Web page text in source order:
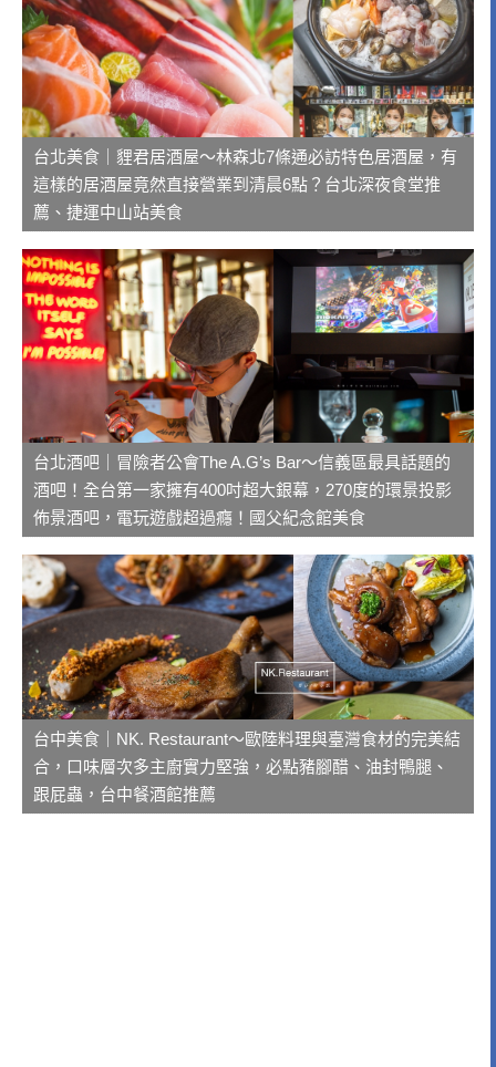
台北美食｜貍君居酒屋～林森北7條通必訪特色居酒屋，有
這樣的居酒屋竟然直接營業到清晨6點？台北深夜食堂推
薦、捷運中山站美食
台北酒吧｜冒險者公會The A.G’s Bar～信義區最具話題的
酒吧！全台第一家擁有400吋超大銀幕，270度的環景投影
佈景酒吧，電玩遊戲超過癮！國父紀念館美食
台中美食｜NK. Restaurant～歐陸料理與臺灣食材的完美結
合，口味層次多主廚實力堅強，必點豬腳醋、油封鴨腿、
跟屁蟲，台中餐酒館推薦